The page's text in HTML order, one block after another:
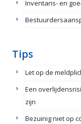
Inventaris- en
Tips
Let op de
Een
zijn
Bezuinig niet op